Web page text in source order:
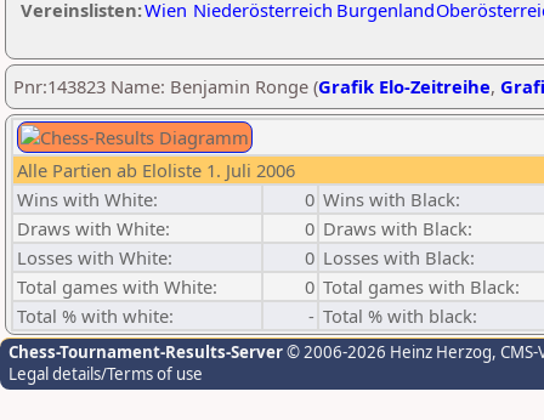
Vereinslisten:Wien Niederösterreich Burgenland
Pnr:143823 Name: Benjamin Ronge (Grafik Elo-Zeitreihe,
Alle Partien ab Eloliste 1. Juli 2006
Wins with White:
0 Wins with Black:
Draws with White:
0 Draws with Black:
Losses with White:
0 Losses with Black:
Total games with White:
0 Total games with Black:
Total % with white:
- Total % with black:
Chess-Tournament-Results-Server© 2006-2026 Heinz Herzog,
Legal details/Terms of use